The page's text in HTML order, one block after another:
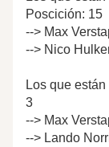
Poscición: 15
--> Max
--> Nico
Los que
3
--> Max
--> Lando